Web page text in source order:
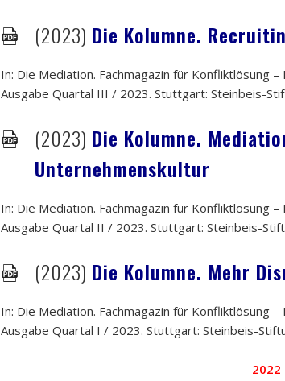
(2023) Die Kolumne.
In: Die Mediation. Fachmagazin für Konfliktlösung
Ausgabe Quartal III / 2023. Stuttgart: Steinbeis-
(2023) Die Kolumne.
Unternehmenskultur
In: Die Mediation. Fachmagazin für Konfliktlösung
Ausgabe Quartal II / 2023. Stuttgart: Steinbeis-
(2023) Die Kolumne. Mehr
In: Die Mediation. Fachmagazin für Konfliktlösung
Ausgabe Quartal I / 2023. Stuttgart: Steinbeis-
2022